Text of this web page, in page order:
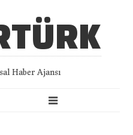
Haber Ajansı